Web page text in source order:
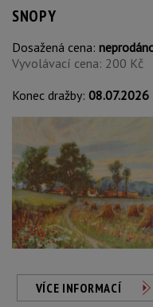
SNOPY
Dosažená cena:
Vyvolávací cena: 200 Kč
Konec dražby: 08.07.2026
VÍCE INFORMACÍ